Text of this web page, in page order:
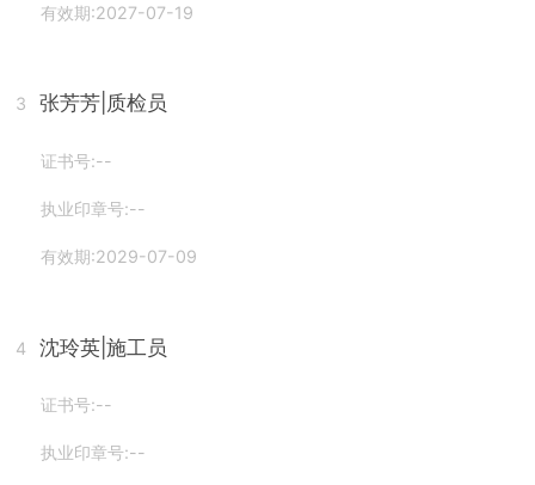
有效期:2027-07-19
3 张芳芳 |质检员
证书号:--
执业印章号:--
有效期:2029-07-09
4 沈玲英 |施工员
证书号:--
执业印章号:--